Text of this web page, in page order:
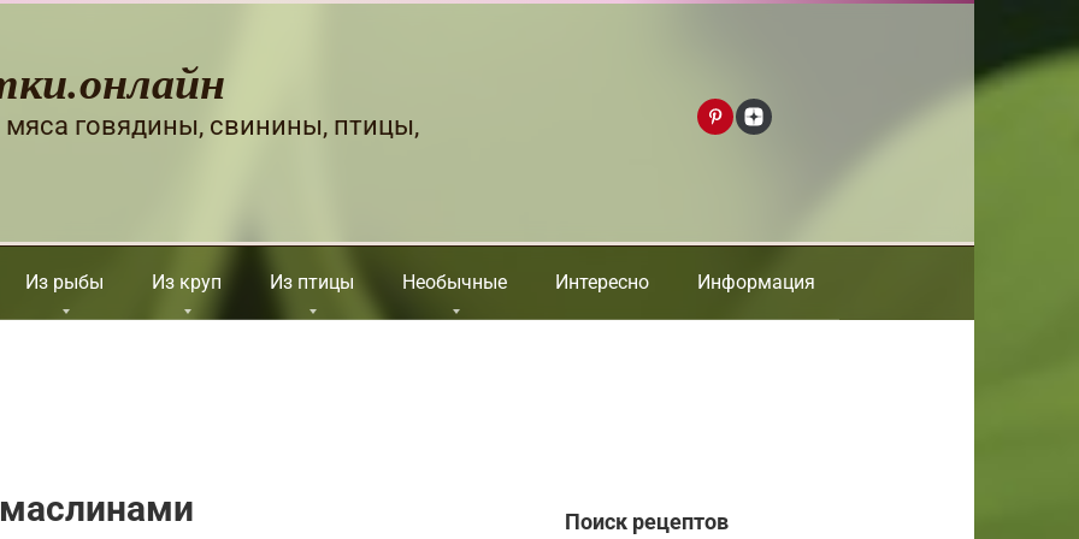
мяса говядины, свинины, птицы,
Из рыбы Из круп Из птицы Необычные Интересно Информация
Поиск рецептов